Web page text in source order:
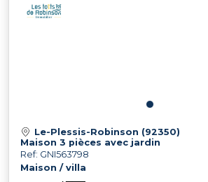
Le-Plessis-Robinson (92350)
Maison 3 pièces avec jardin
Ref: GNI563798
Maison / villa